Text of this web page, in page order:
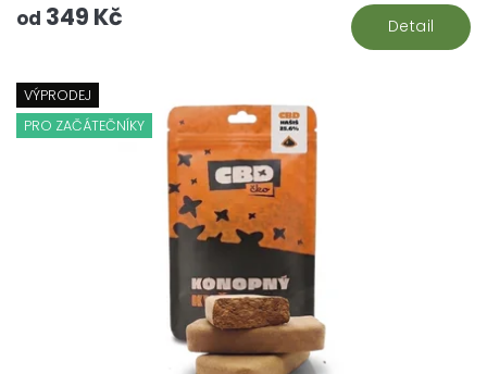
od 349 Kč Detail
VÝPRODEJ
PRO ZAČÁTEČNÍKY